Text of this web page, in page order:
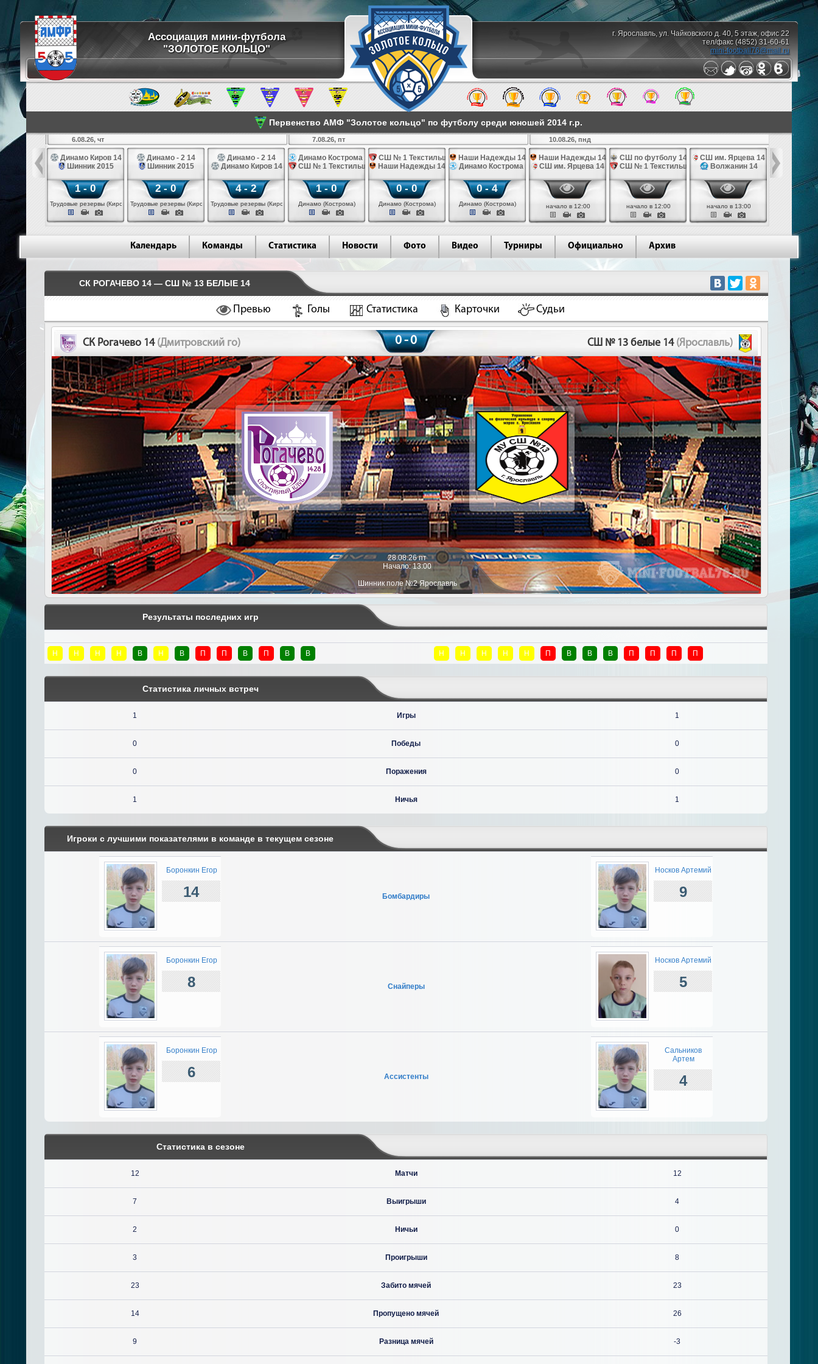
Ассоциация мини-футбола
"ЗОЛОТОЕ КОЛЬЦО"
г. Ярославль, ул. Чайковского д. 40, 5 этаж, офис 22
тел/факс (4852) 31-60-61
mini-football76@mail.ru
Первенство АМФ "Золотое кольцо" по футболу среди юношей 2014 г.р.
белые 14
6.08.26, чт
Динамо Киров 14
Шинник 2015
1 - 0
Трудовые резервы (Киров)
Динамо - 2 14
Шинник 2015
2 - 0
Трудовые резервы (Киров)
Динамо - 2 14
Динамо Киров 14
4 - 2
Трудовые резервы (Киров)
7.08.26, пт
Динамо Кострома 14
СШ № 1 Текстильщик 14
1 - 0
Динамо (Кострома)
СШ № 1 Текстильщик 14
Наши Надежды 14
0 - 0
Динамо (Кострома)
Наши Надежды 14
Динамо Кострома 14
0 - 4
Динамо (Кострома)
10.08.26, пнд
Наши Надежды 14
СШ им. Ярцева 14
начало в 12:00
СШ по футболу 14
СШ № 1 Текстильщик 14
начало в 12:00
СШ им. Ярцева 14
Волжанин 14
начало в 13:00
Календарь Команды Статистика Новости Фото Видео Турниры Официально Архив
СК РОГАЧЕВО 14 — СШ № 13 БЕЛЫЕ 14
Превью Голы Статистика Карточки Судьи
СК Рогачево 14 (Дмитровский го) 0 - 0 СШ № 13 белые 14 (Ярославль)
28.08.26 пт
Начало: 13:00
Шинник поле №2 Ярославль
Результаты последних игр
Н Н Н Н В Н В П П В П В В Н Н Н Н Н П В В В П П П П
Статистика личных встреч
1 Игры 1
0 Победы 0
0 Поражения 0
1 Ничья 1
Игроки с лучшими показателями в команде в текущем сезоне
Боронкин Егор
14 Бомбардиры
Носков Артемий
9
Боронкин Егор
8 Снайперы
Носков Артемий
5
Боронкин Егор
6 Ассистенты
Сальников
Артем
4
Статистика в сезоне
12 Матчи 12
7 Выигрыши 4
2 Ничьи 0
3 Проигрыши 8
23 Забито мячей 23
14 Пропущено мячей 26
9 Разница мячей -3